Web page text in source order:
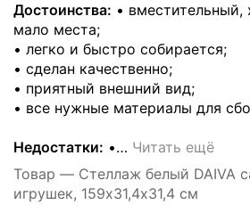
Достоинства: • вместительный,
мало места;
• легко и быстро собирается;
• сделан качественно;
• приятный внешний вид;
• все нужные материалы для
Недостатки: •… Читать ещё
Товар — Стеллаж белый DAIVA
игрушек, 159х31,4х31,4 см